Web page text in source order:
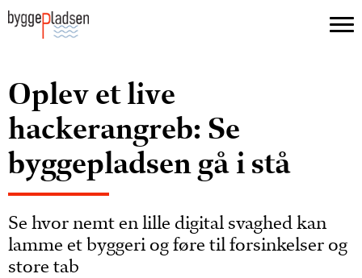
Oplev et live
hackerangreb: Se
byggepladsen gå i stå
Se hvor nemt en lille digital svaghed kan
lamme et byggeri og føre til forsinkelser og
store tab